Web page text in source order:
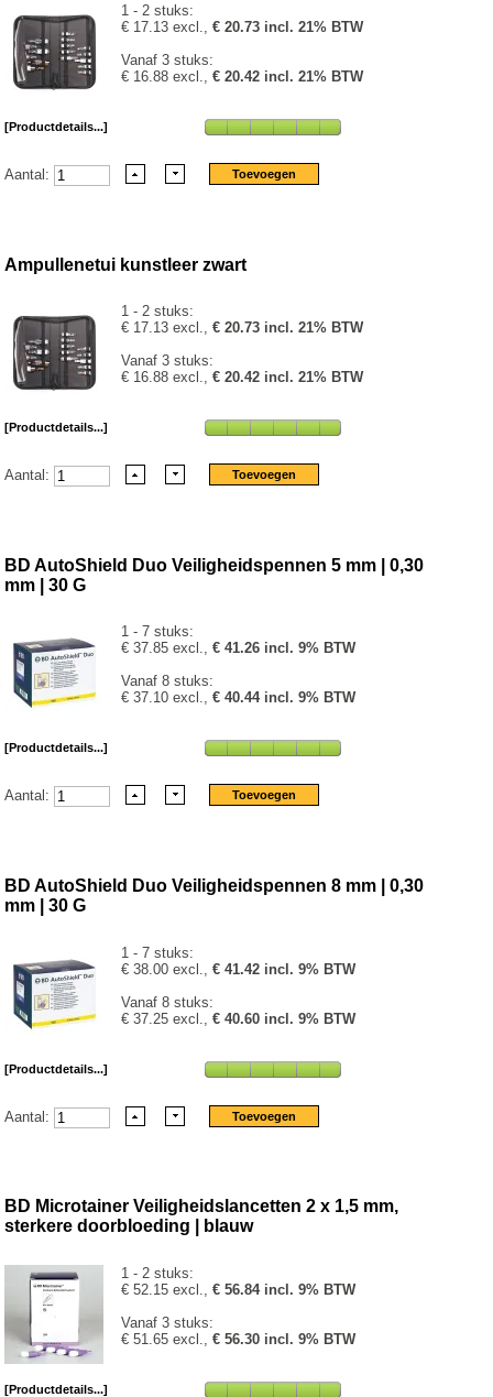
1 - 2 stuks:
€ 17.13 excl.,€ 20.73 incl. 21% BTW
Vanaf 3 stuks:
€ 16.88 excl.,€ 20.42 incl. 21% BTW
[Productdetails...]
Aantal:
Ampullenetui kunstleer zwart
1 - 2 stuks:
€ 17.13 excl.,€ 20.73 incl. 21% BTW
Vanaf 3 stuks:
€ 16.88 excl.,€ 20.42 incl. 21% BTW
[Productdetails...]
Aantal:
BD AutoShield Duo Veiligheidspennen 5 mm | 0,30
mm | 30 G
1 - 7 stuks:
€ 37.85 excl.,€ 41.26 incl. 9% BTW
Vanaf 8 stuks:
€ 37.10 excl.,€ 40.44 incl. 9% BTW
[Productdetails...]
Aantal:
BD AutoShield Duo Veiligheidspennen 8 mm | 0,30
mm | 30 G
1 - 7 stuks:
€ 38.00 excl.,€ 41.42 incl. 9% BTW
Vanaf 8 stuks:
€ 37.25 excl.,€ 40.60 incl. 9% BTW
[Productdetails...]
Aantal:
BD Microtainer Veiligheidslancetten 2 x 1,5 mm,
sterkere doorbloeding | blauw
1 - 2 stuks:
€ 52.15 excl.,€ 56.84 incl. 9% BTW
Vanaf 3 stuks:
€ 51.65 excl.,€ 56.30 incl. 9% BTW
[Productdetails...]